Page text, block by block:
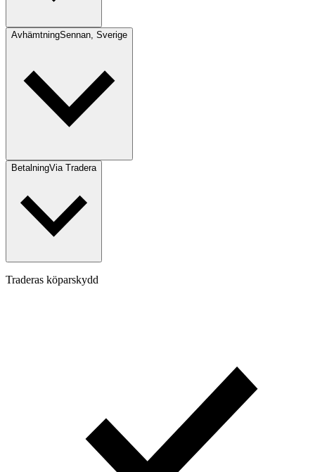
AvhämtningSennan, Sverige
BetalningVia Tradera
Traderas köparskydd